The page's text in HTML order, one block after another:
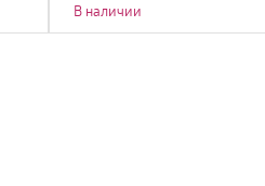
В наличии